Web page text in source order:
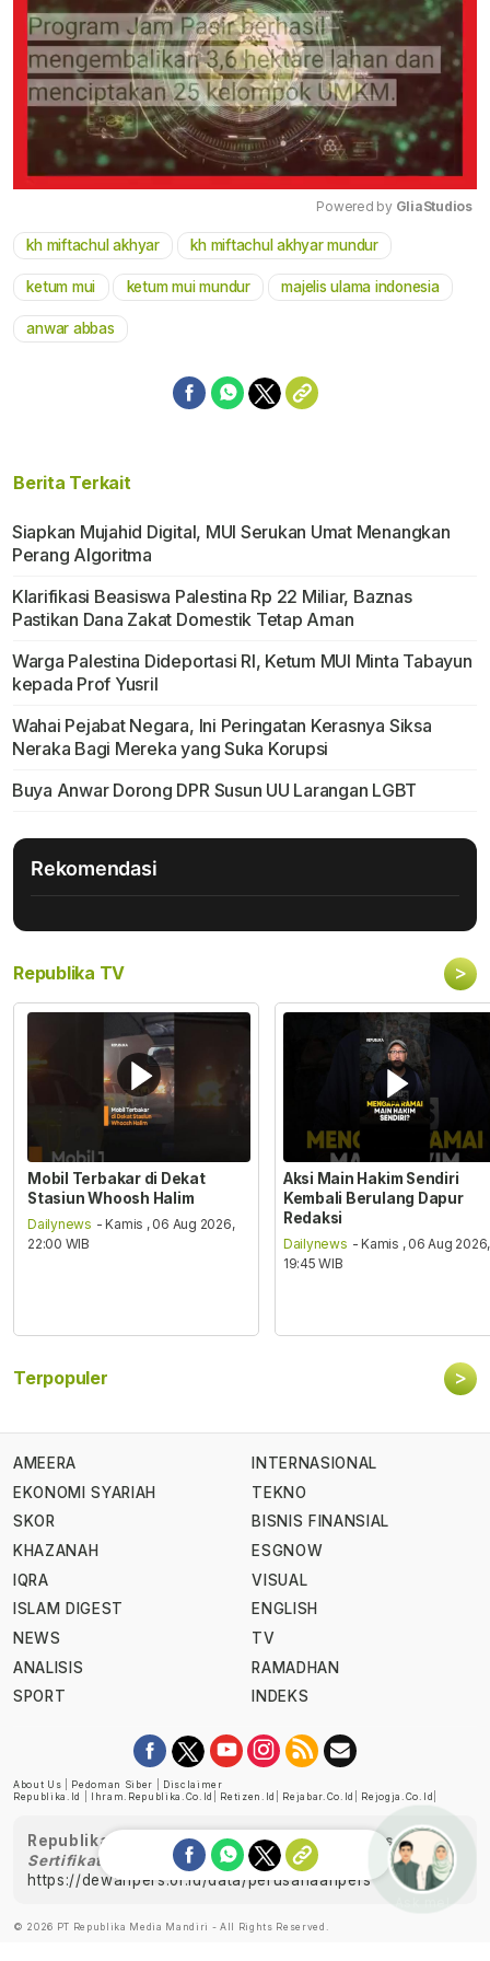
Powered by GliaStudios
kh miftachul akhyar kh miftachul akhyar mundur
ketum mui ketum mui mundur majelis ulama indonesia
anwar abbas
Berita Terkait
Siapkan Mujahid Digital, MUI Serukan Umat Menangkan
Perang Algoritma
Klarifikasi Beasiswa Palestina Rp 22 Miliar, Baznas
Pastikan Dana Zakat Domestik Tetap Aman
Warga Palestina Dideportasi RI, Ketum MUI Minta Tabayun
kepada Prof Yusril
Wahai Pejabat Negara, Ini Peringatan Kerasnya Siksa
Neraka Bagi Mereka yang Suka Korupsi
Buya Anwar Dorong DPR Susun UU Larangan LGBT
Rekomendasi
Republika TV >
Mobil Terbakar di Dekat
Stasiun Whoosh Halim
Dailynews - Kamis , 06 Aug 2026,
22:00 WIB
Aksi Main Hakim Sendiri
Kembali Berulang Dapur
Redaksi
Dailynews - Kamis , 06 Aug 2026,
19:45 WIB
Terpopuler >
AMEERA
EKONOMI SYARIAH
SKOR
KHAZANAH
IQRA
ISLAM DIGEST
NEWS
ANALISIS
SPORT
INTERNASIONAL
TEKNO
BISNIS FINANSIAL
ESGNOW
VISUAL
ENGLISH
TV
RAMADHAN
INDEKS
About Us Pedoman Siber
Disclaimer
Republika.id
Ihram.republika.co.id Retizen.id Rejabar.co.id Rejogja.co.id
Republika telah diverifikasi oleh Dewan Pers
Sertifikat Nomor 1058/DP-Verifikasi/K/XII/2022
https://dewanpers.or.id/data/perusahaanpers
© 2026 PT Republika Media Mandiri - All Rights Reserved.